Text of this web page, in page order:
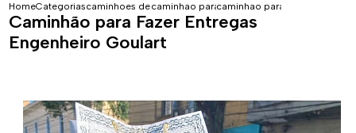
HomeCategoriascaminhoes de entregacaminhao para transporte de entregas sao
caminhao para fazer
Caminhão para Fazer Entregas
Engenheiro Goulart